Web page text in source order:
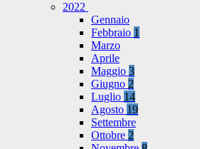
2022
Gennaio
Febbraio 1
Marzo
Aprile
Maggio 3
Giugno 2
Luglio 14
Agosto 19
Settembre
Ottobre 2